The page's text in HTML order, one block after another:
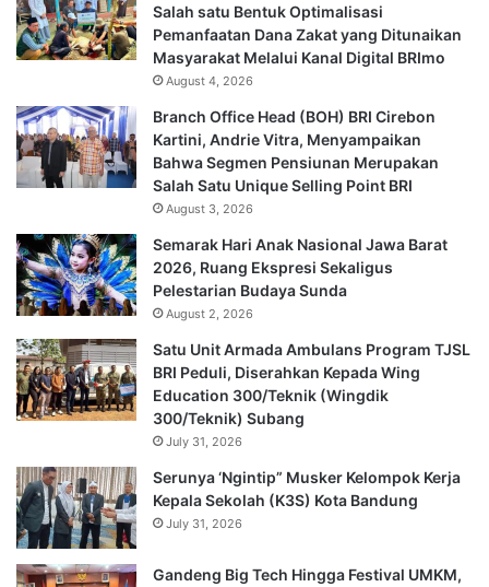
Salah satu Bentuk Optimalisasi
Pemanfaatan Dana Zakat yang Ditunaikan
Masyarakat Melalui Kanal Digital BRImo
August 4, 2026
Branch Office Head (BOH) BRI Cirebon
Kartini, Andrie Vitra, Menyampaikan
Bahwa Segmen Pensiunan Merupakan
Salah Satu Unique Selling Point BRI
August 3, 2026
Semarak Hari Anak Nasional Jawa Barat
2026, Ruang Ekspresi Sekaligus
Pelestarian Budaya Sunda
August 2, 2026
Satu Unit Armada Ambulans Program TJSL
BRI Peduli, Diserahkan Kepada Wing
Education 300/Teknik (Wingdik
300/Teknik) Subang
July 31, 2026
Serunya ‘Ngintip” Musker Kelompok Kerja
Kepala Sekolah (K3S) Kota Bandung
July 31, 2026
Gandeng Big Tech Hingga Festival UMKM,